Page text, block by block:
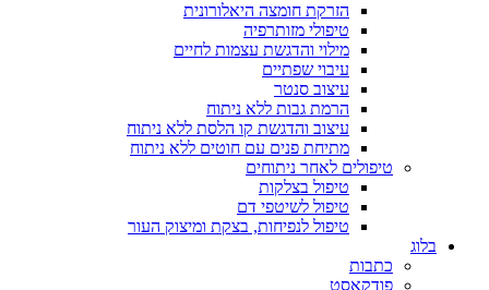
הזרקת חומצה היאלורונית
טיפולי מזותרפיה
מילוי והדגשת עצמות לחיים
עיבוי שפתיים
הרמת גבות ללא ניתוח
עיצוב והדגשת קו הלסת ללא ניתוח
מתיחת פנים עם חוטים ללא ניתוח
טיפולים לאחר ניתוחים
טיפול בצלקות
טיפול לשיטפי דם
טיפול לנפיחות, בצקת ומיצוק העור